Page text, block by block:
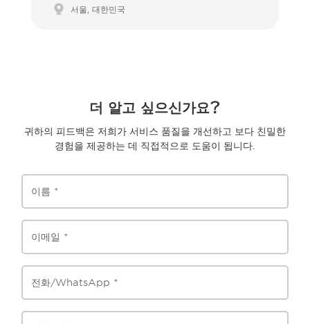
서울, 대한민국
더 알고 싶으신가요?
귀하의 피드백은 저희가 서비스 품질을 개선하고 보다 친밀한
경험을 제공하는 데 직접적으로 도움이 됩니다.